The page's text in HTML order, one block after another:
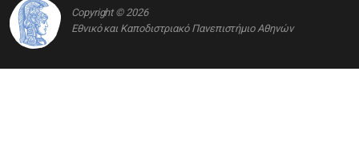
Copyright © 2026
Εθνικό και Καποδιστριακό Πανεπιστήμιο Αθηνών